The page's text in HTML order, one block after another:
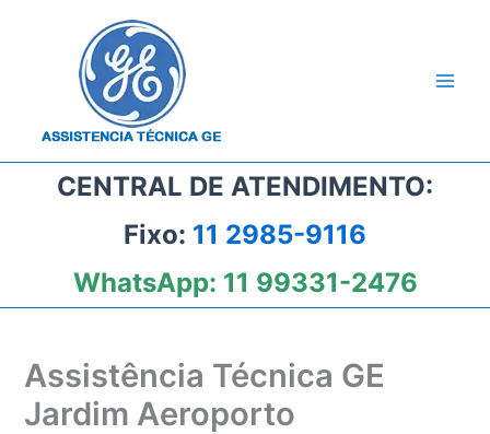
CENTRAL DE ATENDIMENTO:
Fixo: 11 2985-9116
WhatsApp: 11 99331-2476
Assistência Técnica GE
Jardim Aeroporto